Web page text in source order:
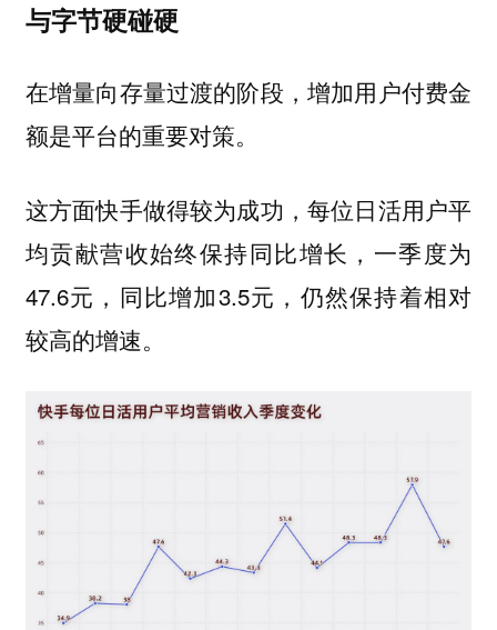
与字节硬碰硬
在增量向存量过渡的阶段，增加用户付费金
额是平台的重要对策。
这方面快手做得较为成功，每位日活用户平
均贡献营收始终保持同比增长，一季度为
47.6元，同比增加3.5元，仍然保持着相对
较高的增速。